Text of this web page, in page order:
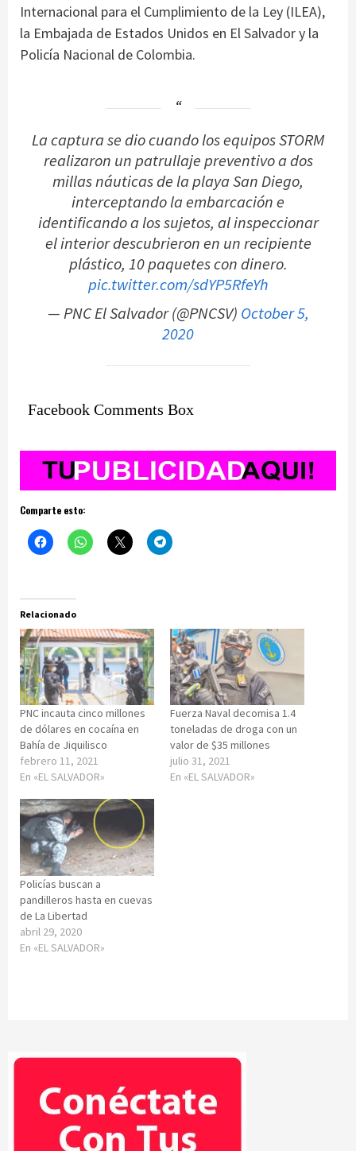
Internacional para el Cumplimiento de la Ley (ILEA),
la Embajada de Estados Unidos en El Salvador y la
Policía Nacional de Colombia.
La captura se dio cuando los equipos STORM
realizaron un patrullaje preventivo a dos
millas náuticas de la playa San Diego,
interceptando la embarcación e
identificando a los sujetos, al inspeccionar
el interior descubrieron en un recipiente
plástico, 10 paquetes con dinero.
pic.twitter.com/sdYP5RfeYh
— PNC El Salvador (@PNCSV) October 5,
2020
Facebook Comments Box
Comparte esto:
Relacionado
PNC incauta cinco millones
de dólares en cocaína en
Bahía de Jiquilisco
febrero 11, 2021
En «EL SALVADOR»
Fuerza Naval decomisa 1.4
toneladas de droga con un
valor de $35 millones
julio 31, 2021
En «EL SALVADOR»
Policías buscan a
pandilleros hasta en cuevas
de La Libertad
abril 29, 2020
En «EL SALVADOR»